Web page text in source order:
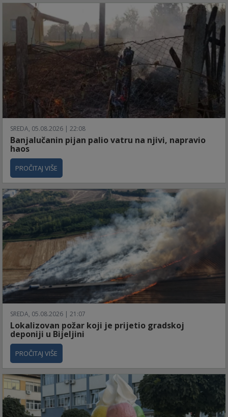
SREDA, 05.08.2026 | 22:08
Banjalučanin pijan palio vatru na njivi, napravio
haos
PROČITAJ VIŠE
SREDA, 05.08.2026 | 21:07
Lokalizovan požar koji je prijetio gradskoj
deponiji u Bijeljini
PROČITAJ VIŠE